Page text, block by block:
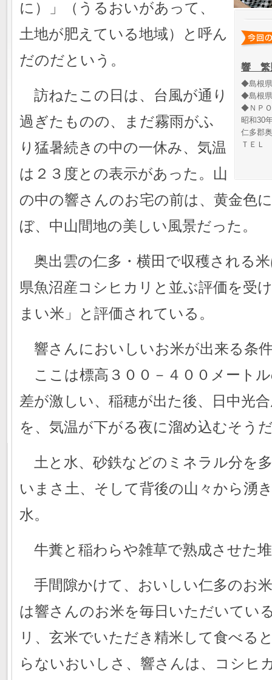
響 繁
◆島根県
◆島根県
◆ＮＰＯ
昭和30
仁多郡
ＴＥＬ
に）」（うるおいがあって、
土地が肥えている地域）と呼ん
だのだという。
訪ねたこの日は、台風が通り
過ぎたものの、まだ霧雨がふ
り猛暑続きの中の一休み、気温
は２３度との表示があった。山
の中の響さんのお宅の前は、黄金色
ぼ、中山間地の美しい風景だった。
奥出雲の仁多・横田で収穫される
県魚沼産コシヒカリと並ぶ評価を受
まい米」と評価されている。
響さんにおいしいお米が出来る条
ここは標高３００－４００メート
差が激しい、稲穂が出た後、日中光
を、気温が下がる夜に溜め込むそう
土と水、砂鉄などのミネラル分を
いまさ土、そして背後の山々から湧
水。
牛糞と稲わらや雑草で熟成させた
手間隙かけて、おいしい仁多のお
は響さんのお米を毎日いただいてい
リ、玄米でいただき精米して食べる
らないおいしさ、響さんは、コシヒ